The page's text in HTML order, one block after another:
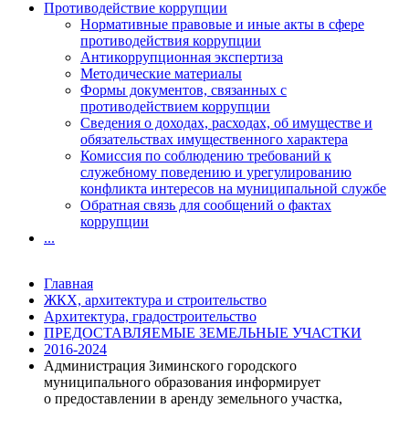
Противодействие коррупции
Нормативные правовые и иные акты в сфере
противодействия коррупции
Антикоррупционная экспертиза
Методические материалы
Формы документов, связанных с
противодействием коррупции
Сведения о доходах, расходах, об имуществе и
обязательствах имущественного характера
Комиссия по соблюдению требований к
служебному поведению и урегулированию
конфликта интересов на муниципальной службе
Обратная связь для сообщений о фактах
коррупции
...
Главная
ЖКХ, архитектура и строительство
Архитектура, градостроительство
ПРЕДОСТАВЛЯЕМЫЕ ЗЕМЕЛЬНЫЕ УЧАСТКИ
2016-2024
Администрация Зиминского городского
муниципального образования информирует
о предоставлении в аренду земельного участка,